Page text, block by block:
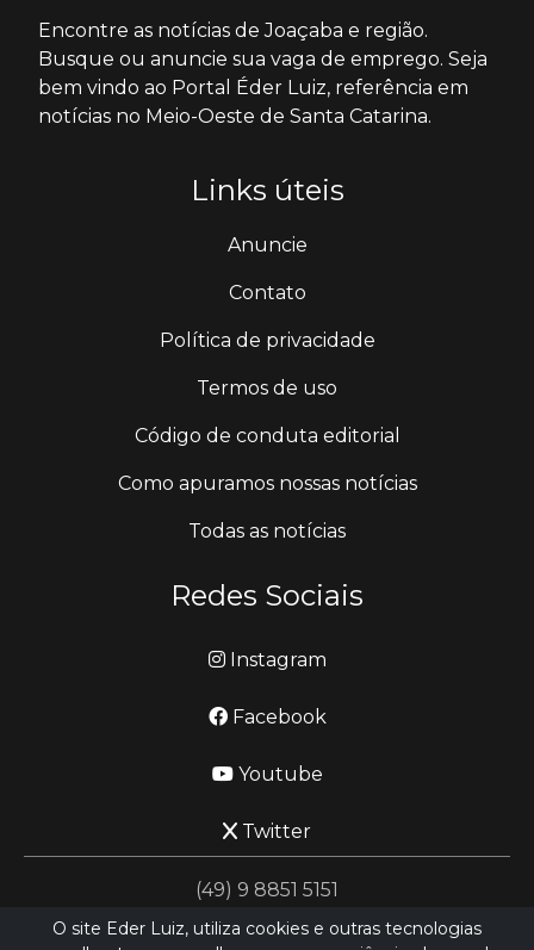
Encontre as notícias de Joaçaba e região.
Busque ou anuncie sua vaga de emprego. Seja
bem vindo ao Portal Éder Luiz, referência em
notícias no Meio-Oeste de Santa Catarina.
Links úteis
Anuncie
Contato
Política de privacidade
Termos de uso
Código de conduta editorial
Como apuramos nossas notícias
Todas as notícias
Redes Sociais
Instagram
Facebook
Youtube
Twitter
(49) 9 8851 5151
O site Eder Luiz, utiliza cookies e outras tecnologias